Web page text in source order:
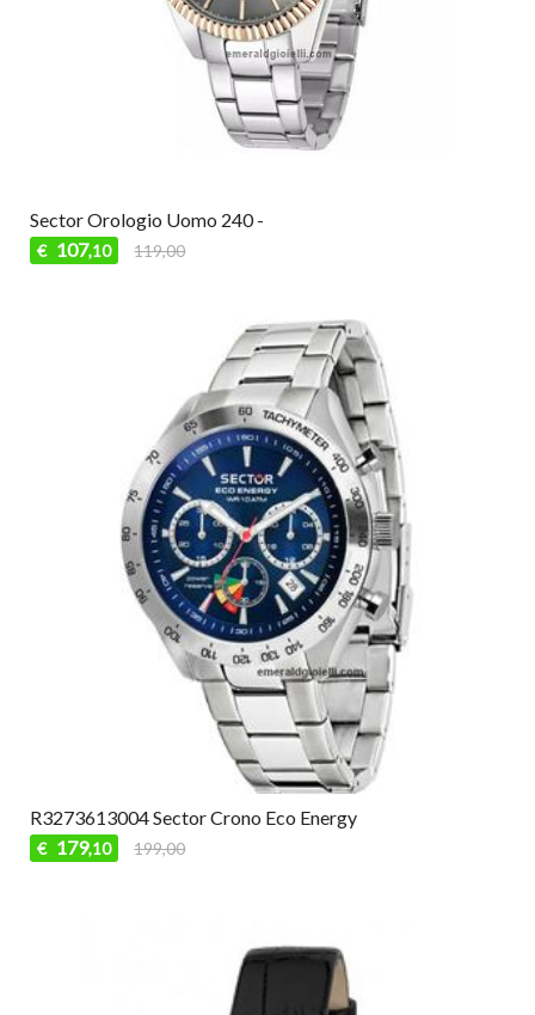
Sector Orologio Uomo 240 -
€ 107,10 119,00
R3273613004 Sector Crono Eco Energy
€ 179,10 199,00